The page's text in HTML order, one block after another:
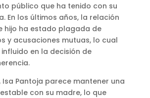
público que ha tenido con su
En los últimos años, la relación
hijo ha estado plagada de
y acusaciones mutuas, lo cual
en la decisión de
Pantoja parece mantener una
con su madre, lo que